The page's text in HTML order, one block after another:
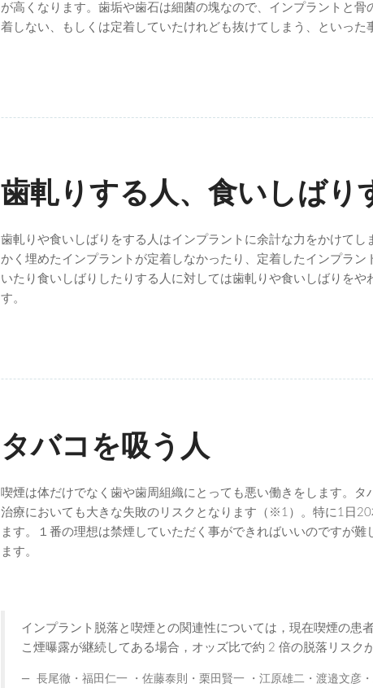
が高くなります。歯垢や歯石は細菌の塊なので、インプラントと
着しない、もしくは定着していたけれども抜けてしまう、といった
歯軋りする人、食いしばり
歯軋りや食いしばりをする人はインプラントに余計な力をかけて
かく埋めたインプラントが定着しなかったり、定着したインプラ
いたり食いしばりしたりする人に対しては歯軋りや食いしばりを
す。
タバコを吸う人
喫煙は体だけでなく歯や歯周組織にとっても悪い働きをします。
治療においても大きな失敗のリスクとなります（※1）。特に1日
ます。１番の理想は禁煙していただく事ができればいいのですが
ます。
インプラント脱落と喫煙との関連性については，現在喫煙の患
こ煙曝露が継続してある場合，オッズ比で約 2 倍の脱落リスク
長尾徹・福田仁一 ・佐藤泰則・栗田賢一 ・江原雄二・渡邉文彦